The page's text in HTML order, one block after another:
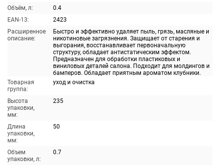
Объём, л:
0.4
EAN-13:
2423
Расширенное
описание:
Быстро и эффективно удаляет пыль, грязь, масляные и
никотиновые загрязнения. Защищает от старения и
выгорания, восстанавливает первоначальную
структуру, обладает антистатическим эффектом.
Предназначен для обработки пластиковых и
виниловых деталей салона. Подходит для молдингов и
бамперов. Обладает приятным ароматом клубники.
Товарная
группа:
уход и очистка
Высота
упаковки,
мм:
235
Длина
упаковки,
мм:
50
Объем
упаковки, л:
0.7